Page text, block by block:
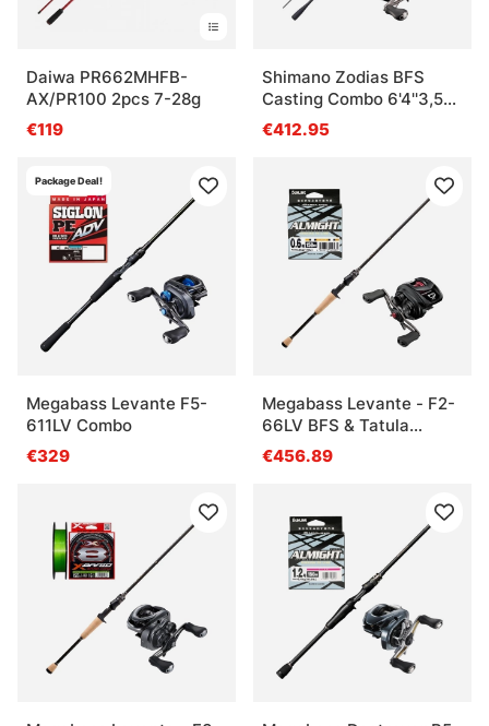
Daiwa PR662MHFB-
AX/PR100 2pcs 7-28g
€119
Shimano Zodias BFS
Casting Combo 6'4''3,5-
10g
€412.95
Package Deal!
Megabass Levante F5-
611LV Combo
€329
Megabass Levante - F2-
66LV BFS & Tatula
Combo
€456.89